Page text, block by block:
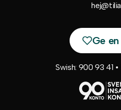
Ge
Swish: 900 93 41